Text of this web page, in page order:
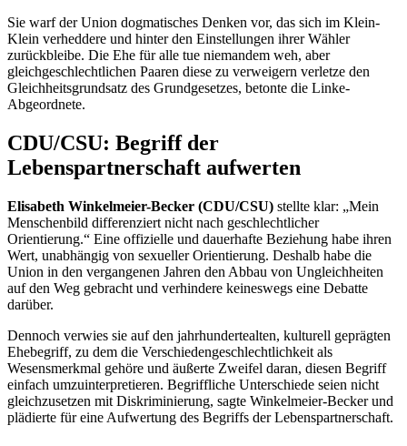
Sie warf der Union dogmatisches Denken vor, das sich im Klein-
Klein verheddere und hinter den Einstellungen ihrer Wähler
zurückbleibe. Die Ehe für alle tue niemandem weh, aber
gleichgeschlechtlichen Paaren diese zu verweigern verletze den
Gleichheitsgrundsatz des Grundgesetzes, betonte die Linke-
Abgeordnete.
CDU/CSU: Begriff der
Lebenspartnerschaft aufwerten
Elisabeth Winkelmeier-Becker (CDU/CSU) stellte klar: „Mein
Menschenbild differenziert nicht nach geschlechtlicher
Orientierung.“ Eine offizielle und dauerhafte Beziehung habe ihren
Wert, unabhängig von sexueller Orientierung. Deshalb habe die
Union in den vergangenen Jahren den Abbau von Ungleichheiten
auf den Weg gebracht und verhindere keineswegs eine Debatte
darüber.
Dennoch verwies sie auf den jahrhundertealten, kulturell geprägten
Ehebegriff, zu dem die Verschiedengeschlechtlichkeit als
Wesensmerkmal gehöre und äußerte Zweifel daran, diesen Begriff
einfach umzuinterpretieren. Begriffliche Unterschiede seien nicht
gleichzusetzen mit Diskriminierung, sagte Winkelmeier-Becker und
plädierte für eine Aufwertung des Begriffs der Lebenspartnerschaft.